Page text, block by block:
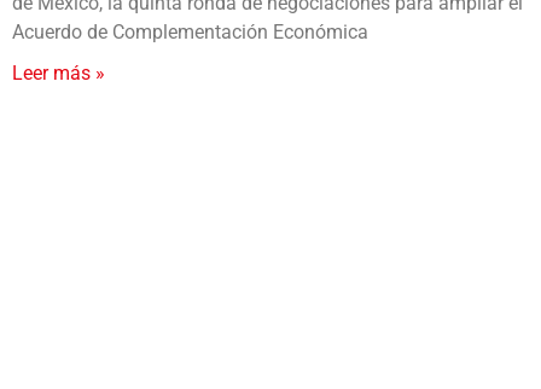
Acuerdo de Complementación Económica
Leer más »